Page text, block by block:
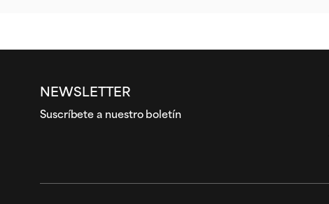
NEWSLETTER
Suscríbete a nuestro boletín